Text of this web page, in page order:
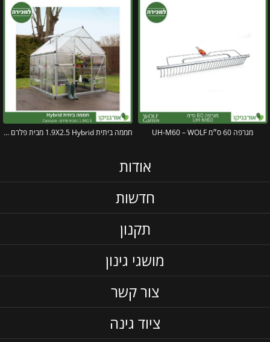
מגרפה 60 ס״מ UH-M60 – WOLF חממה ביתית 1.9X2.5 Hybrid מבית פלרם – Canopia
אודות
חדשות
תקנון
מושגי גינון
צור קשר
ציוד גינה